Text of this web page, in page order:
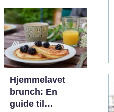
Hjemmelavet
brunch: En
guide til